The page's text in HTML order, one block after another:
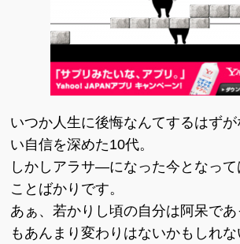
いつか人生に後悔なんてするはず
い自信を深めた10代。
しかしアラサ―になった今となって
ことばかりです。
あぁ、若かりし頃の自分は阿呆で
もあんまり変わりはないかもしれ